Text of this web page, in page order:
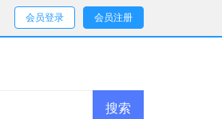
会员登录 会员注册